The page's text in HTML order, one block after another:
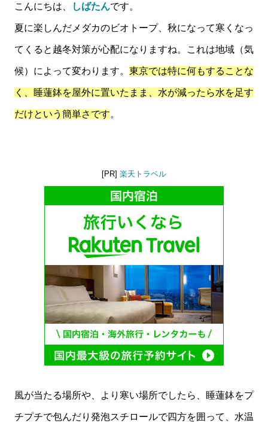
こんにちは、 しばたんです。
夏に楽しんだメダカのビオトープ、秋になって寒くなっ
てくると越冬対策が心配になりますね。これは地域（気
候）によって変わります。 東京では特に何もすることな
く、睡蓮鉢を屋外に置いたまま、水が減ったら水を足す
だけという簡単さです。
[PR] 楽天トラベル
風が当たる場所や、より寒い場所でしたら、睡蓮鉢をプ
チプチで包んだり発泡スチロールで四方を囲って、水温